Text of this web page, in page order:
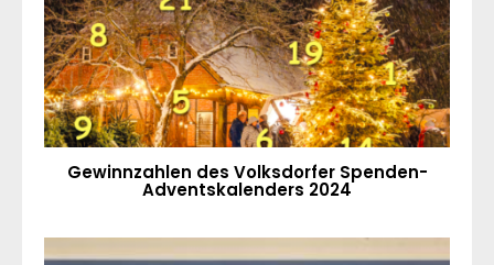
Gewinnzahlen des Volksdorfer Spenden-
Adventskalenders 2024